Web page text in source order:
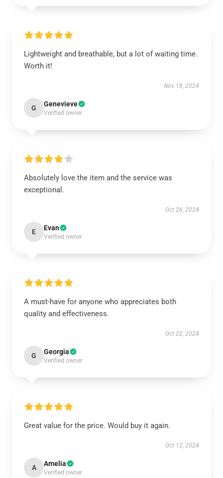
Lightweight and breathable, but a lot of waiting time.
Worth it!
Nov 18, 2024
G Genevieve
Verified owner
Absolutely love the item and the service was
exceptional.
Oct 26, 2024
E Evan
Verified owner
A must-have for anyone who appreciates both
quality and effectiveness.
Oct 22, 2024
G Georgia
Verified owner
Great value for the price. Would buy it again.
Oct 12, 2024
A Amelia
Verified owner